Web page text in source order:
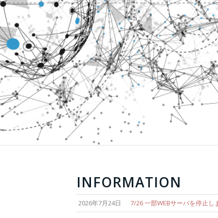
INFORMATION
2026年7月24日
7/26 一部WEBサーバを停止し